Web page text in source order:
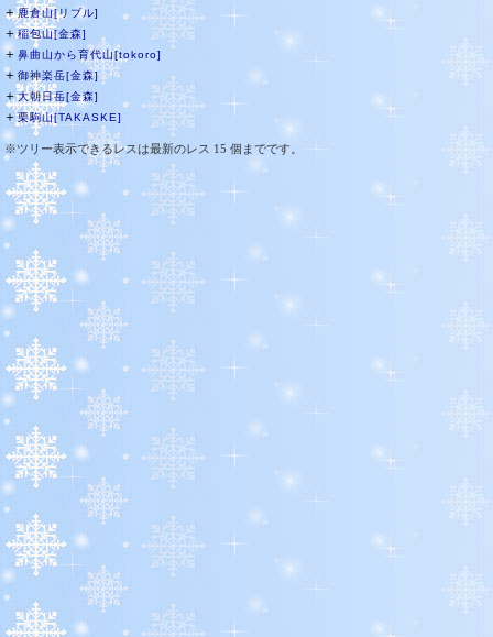
＋鹿倉山[リブル]
＋稲包山[金森]
＋ 鼻曲山から育代山[tokoro]
＋ 御神楽岳[金森]
＋大朝日岳[金森]
＋栗駒山[TAKASKE]
※ツリー表示できるレスは最新のレス 15 個までです。